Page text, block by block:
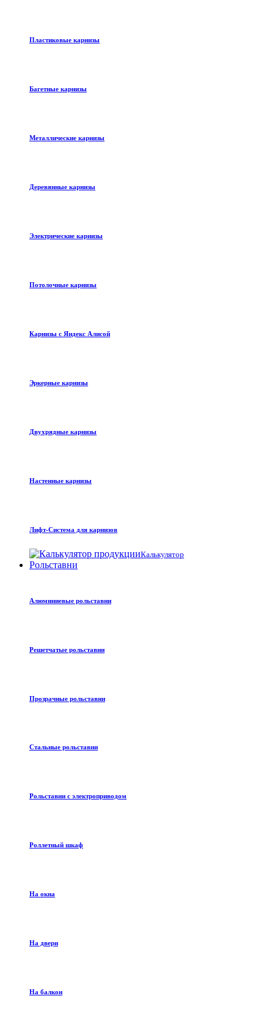
Пластиковые карнизы
Багетные карнизы
Металлические карнизы
Деревянные карнизы
Электрические карнизы
Потолочные карнизы
Карнизы с Яндекс Алисой
Эркерные карнизы
Двухрядные карнизы
Настенные карнизы
Лифт-Система для карнизов
Калькулятор
Рольставни
Алюминиевые рольставни
Решетчатые рольставни
Прозрачные рольставни
Стальные рольставни
Рольставни с электроприводом
Роллетный шкаф
На окна
На двери
На балкон